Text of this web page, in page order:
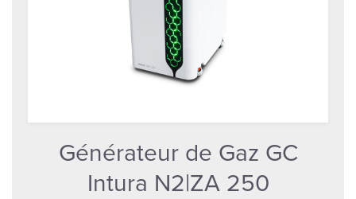
Générateur de Gaz GC
Intura N2|ZA 250